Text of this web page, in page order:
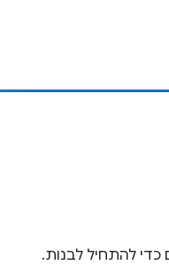
להתחיל לבנות.